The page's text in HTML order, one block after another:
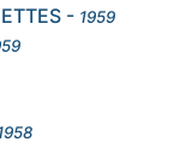
- 1959